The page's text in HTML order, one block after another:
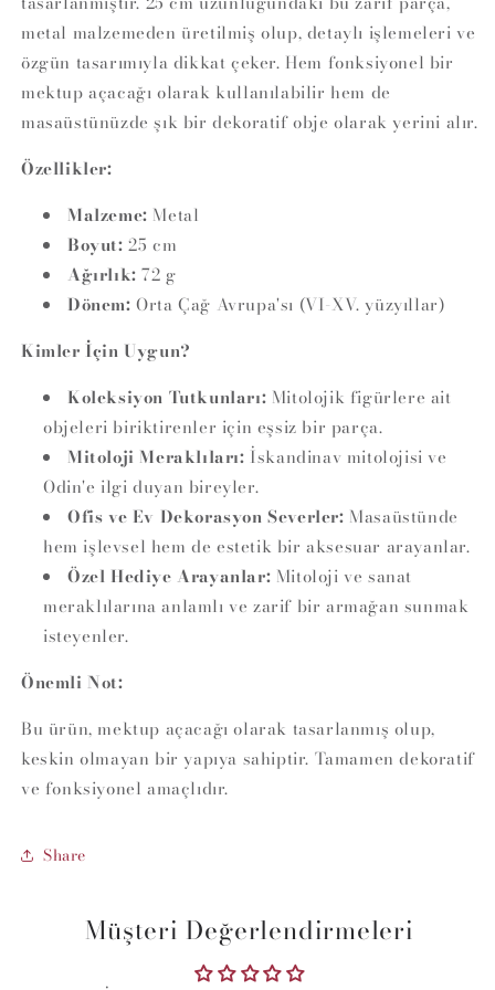
metal malzemeden üretilmiş olup, detaylı işlemeleri ve
özgün tasarımıyla dikkat çeker. Hem fonksiyonel bir
mektup açacağı olarak kullanılabilir hem de
masaüstünüzde şık bir dekoratif obje olarak yerini alır.
Özellikler:
Malzeme: Metal
Boyut: 25 cm
Ağırlık: 72 g
Dönem: Orta Çağ Avrupa'sı (VI-XV. yüzyıllar)
Kimler İçin Uygun?
Koleksiyon Tutkunları: Mitolojik figürlere ait
objeleri biriktirenler için eşsiz bir parça.
Mitoloji Meraklıları: İskandinav mitolojisi ve
Odin'e ilgi duyan bireyler.
Ofis ve Ev Dekorasyon Severler: Masaüstünde
hem işlevsel hem de estetik bir aksesuar arayanlar.
Özel Hediye Arayanlar: Mitoloji ve sanat
meraklılarına anlamlı ve zarif bir armağan sunmak
isteyenler.
Önemli Not:
Bu ürün, mektup açacağı olarak tasarlanmış olup,
keskin olmayan bir yapıya sahiptir. Tamamen dekoratif
ve fonksiyonel amaçlıdır.
Share
Müşteri Değerlendirmeleri